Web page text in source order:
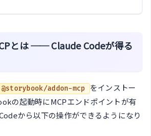
とは ── Claude Codeが得る
@storybook/addon-mcp
をインストー
の起動時にMCPエンドポイントが有
から以下の操作ができるようになり